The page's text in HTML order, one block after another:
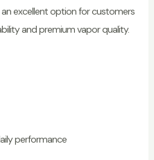
excellent option for customers
and premium vapor quality.
performance